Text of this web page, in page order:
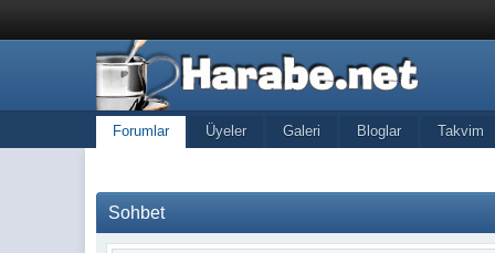
Forumlar Üyeler Galeri Bloglar Takvim
Sohbet